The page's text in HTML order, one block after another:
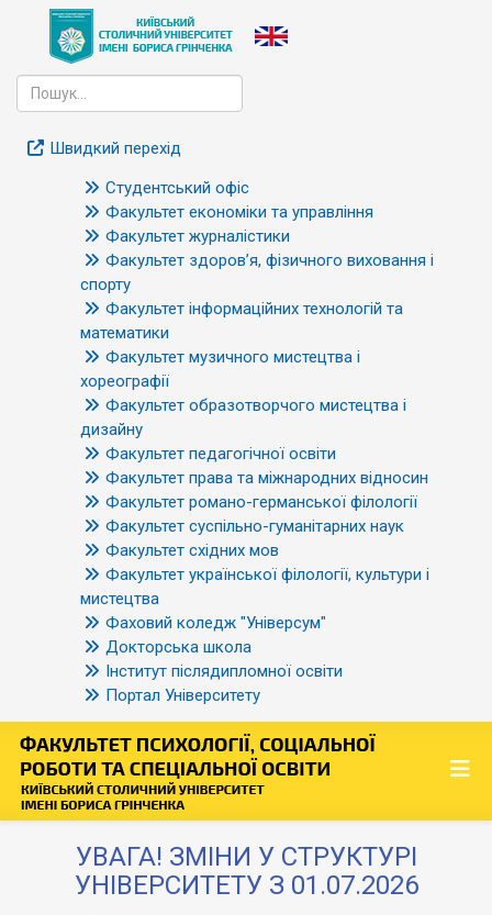
Швидкий перехід
Студентський офіс
Факультет економіки та управління
Факультет журналістики
Факультет здоров’я, фізичного виховання і
спорту
Факультет інформаційних технологій та
математики
Факультет музичного мистецтва і
хореографії
Факультет образотворчого мистецтва і
дизайну
Факультет педагогічної освіти
Факультет права та міжнародних відносин
Факультет романо-германської філології
Факультет суспільно-гуманітарних наук
Факультет східних мов
Факультет української філології, культури і
мистецтва
Фаховий коледж "Універсум"
Докторська школа
Інститут післядипломної освіти
Портал Університету
УВАГА! ЗМІНИ У СТРУКТУРІ
УНІВЕРСИТЕТУ З 01.07.2026